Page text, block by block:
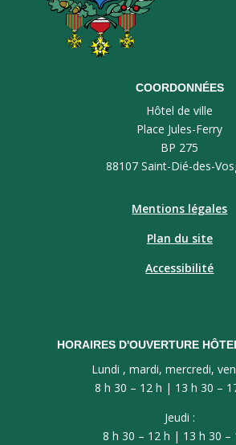
COORDONNÉES
Hôtel de ville
Place Jules-Ferry
BP 275
88107 Saint-Dié-des-
Mentions légales
Plan du site
Accessibilité
HORAIRES D'OUVERTURE
Lundi , mardi, mercredi,
8 h 30 – 12 h | 13 h 30 –
Jeudi :
8 h 30 – 12 h | 13 h 30 –